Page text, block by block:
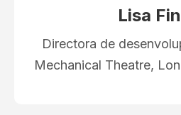
Lisa
Directora de
Mechanical Theatre,